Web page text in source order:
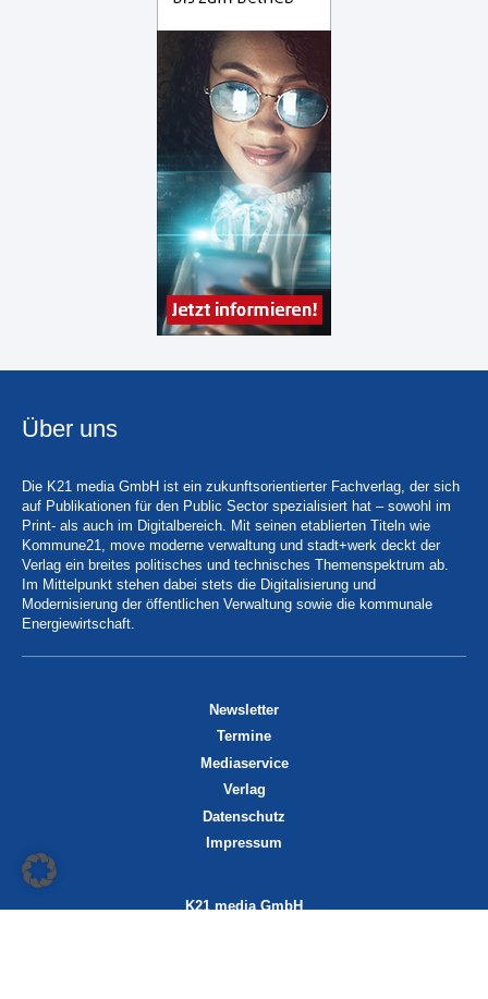
Über uns
Die K21 media GmbH ist ein zukunftsorientierter Fachverlag, der sich
auf Publikationen für den Public Sector spezialisiert hat – sowohl im
Print- als auch im Digitalbereich. Mit seinen etablierten Titeln wie
Kommune21, move moderne verwaltung und stadt+werk deckt der
Verlag ein breites politisches und technisches Themenspektrum ab.
Im Mittelpunkt stehen dabei stets die Digitalisierung und
Modernisierung der öffentlichen Verwaltung sowie die kommunale
Energiewirtschaft.
Newsletter
Termine
Mediaservice
Verlag
Datenschutz
Impressum
K21 media GmbH